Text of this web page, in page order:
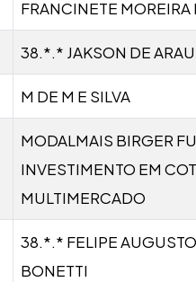
FRANCINETE
38.*.* JAKSON DE
M DE M E SILVA
MODALMAIS BIRGER
INVESTIMENTO EM
MULTIMERCADO
38.*.* FELIPE
BONETTI